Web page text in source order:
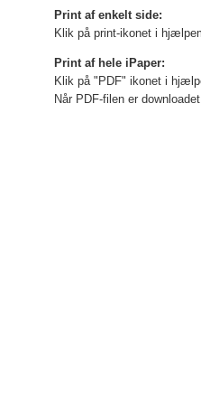
Print af enkelt side:
Klik på print-ikonet i
Print af hele iPaper:
Klik på "PDF" ikonet i
Når PDF-filen er